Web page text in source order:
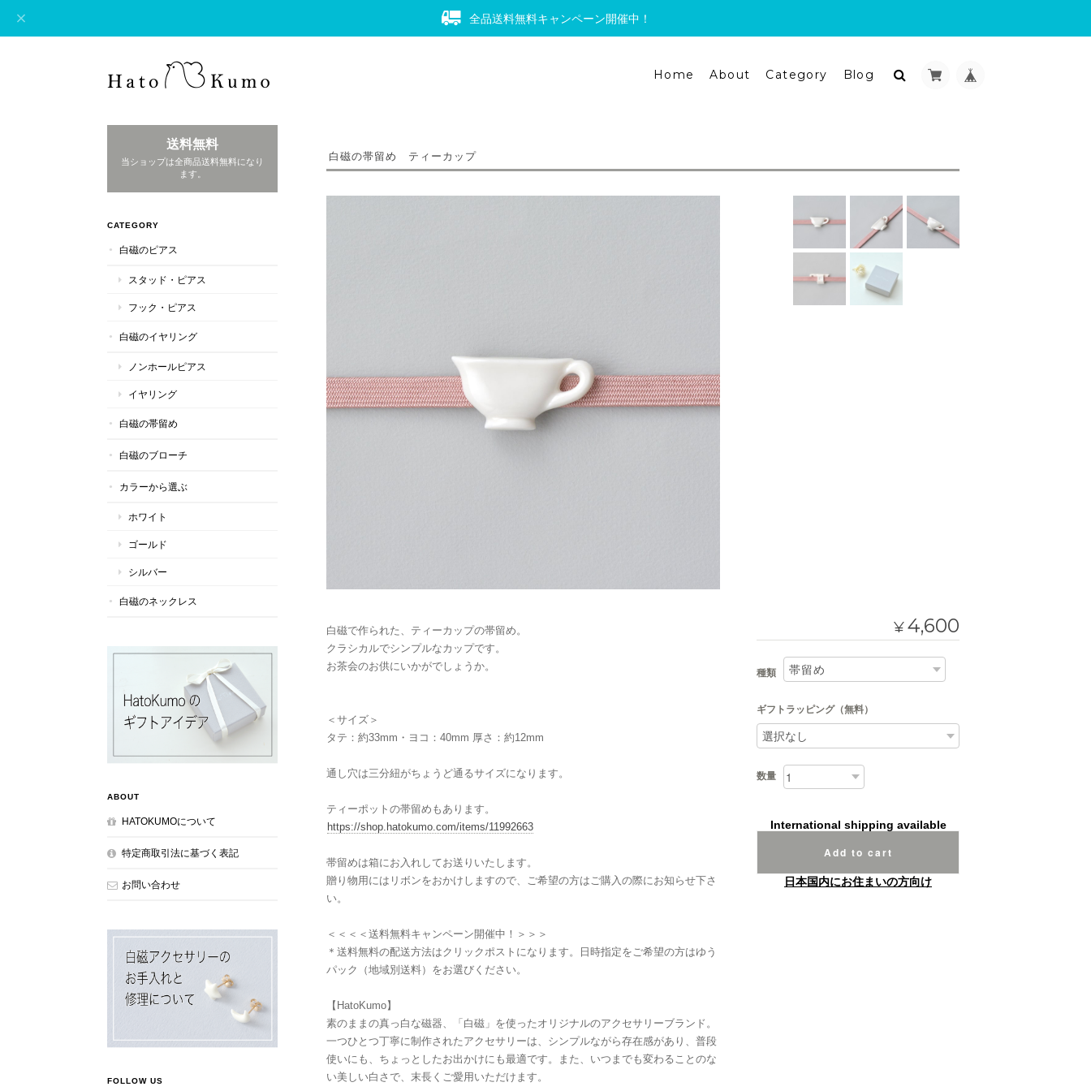
全品送料無料キャンペーン開催中！
Home About Category Blog
白磁の帯留め ティーカップ
白磁で作られた、ティーカップの帯留め。
クラシカルでシンプルなカップです。
お茶会のお供にいかがでしょうか。
＜サイズ＞
タテ：約33mm・ヨコ：40mm 厚さ：約12mm
通し穴は三分紐がちょうど通るサイズになります。
ティーポットの帯留めもあります。
https://shop.hatokumo.com/items/11992663
帯留めは箱にお入れしてお送りいたします。
贈り物用にはリボンをおかけしますので、ご希望の方はご購入の際にお知らせ下さ
い。
＜＜＜＜送料無料キャンペーン開催中！＞＞＞
＊送料無料の配送方法はクリックポストになります。日時指定をご希望の方はゆう
パック（地域別送料）をお選びください。
【HatoKumo】
素のままの真っ白な磁器、「白磁」を使ったオリジナルのアクセサリーブランド。
一つひとつ丁寧に制作されたアクセサリーは、シンプルながら存在感があり、普段
使いにも、ちょっとしたお出かけにも最適です。また、いつまでも変わることのな
い美しい白さで、末長くご愛用いただけます。
¥4,600
種類
ギフトラッピング（無料）
数量
International shipping available
Add to cart
日本国内にお住まいの方向け
送料無料
当ショップは全商品送料無料になり
ます。
CATEGORY
白磁のピアス
スタッド・ピアス
フック・ピアス
白磁のイヤリング
ノンホールピアス
イヤリング
白磁の帯留め
白磁のブローチ
カラーから選ぶ
ホワイト
ゴールド
シルバー
白磁のネックレス
ABOUT
HATOKUMOについて
特定商取引法に基づく表記
お問い合わせ
FOLLOW US